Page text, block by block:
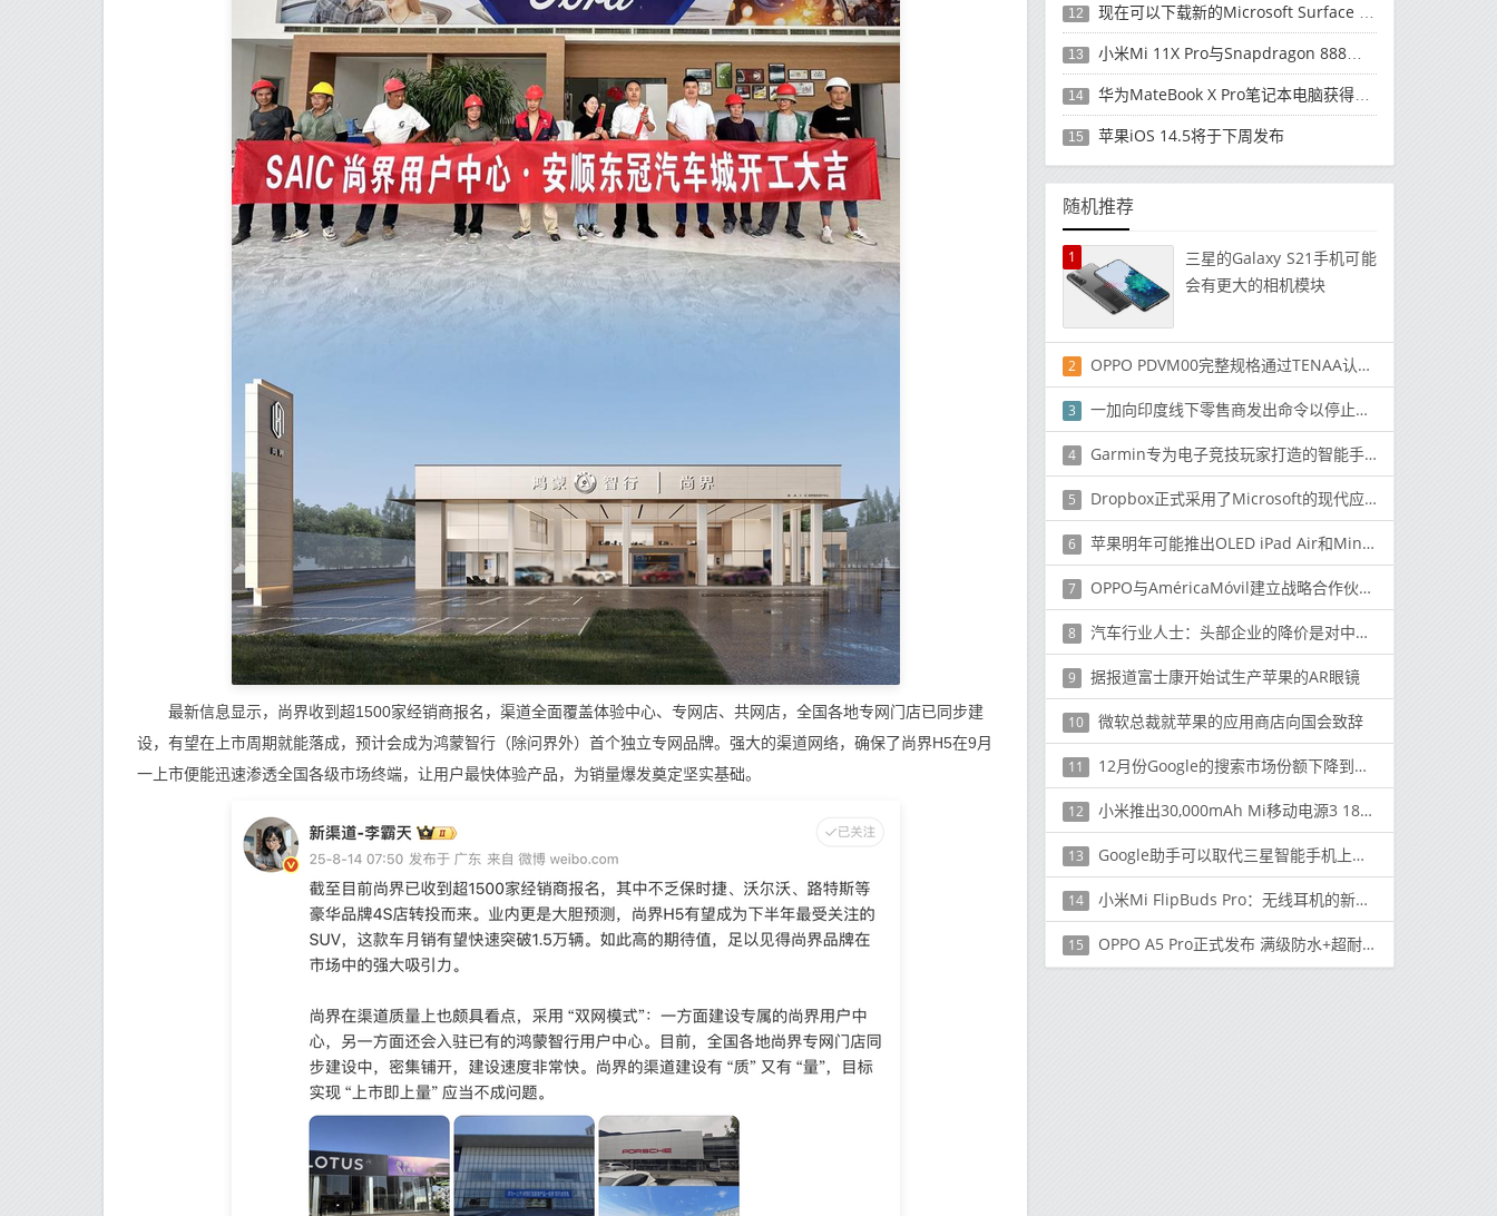
最新信息显示，尚界收到超1500家经销商报名，渠道全面覆盖体验中心、专网店、共网店，全国各地专网门店已同步建
设，有望在上市周期就能落成，预计会成为鸿蒙智行（除问界外）首个独立专网品牌。强大的渠道网络，确保了尚界H5在9月
一上市便能迅速渗透全国各级市场终端，让用户最快体验产品，为销量爆发奠定坚实基础。
12 现在可以下载新的Microsoft Surface Duo更新
13 小米Mi 11X Pro与Snapdragon 888处理器一起发布
14 华为MateBook X Pro笔记本电脑获得全新升级
15 苹果iOS 14.5将于下周发布
随机推荐
1
三星的Galaxy S21手机可能
会有更大的相机模块
2 OPPO PDVM00完整规格通过TENAA认证泄漏
3 一加向印度线下零售商发出命令以停止在线销售
4 Garmin专为电子竞技玩家打造的智能手表
5 Dropbox正式​​采用了Microsoft的现代应用程序的移动计算方法
6 苹果明年可能推出OLED iPad Air和Mini-LED MacBook Air
7 OPPO与AméricaMóvil建立战略合作伙伴关系以扩大在拉丁美洲的业务
8 汽车行业人士：头部企业的降价是对中小企业的“绞杀”
9 据报道富士康开始试生产苹果的AR眼镜
10 微软总裁就苹果的应用商店向国会致辞
11 12月份Google的搜索市场份额下降到了所有美国搜索推荐量的75.2%
12 小米推出30,000mAh Mi移动电源3 18W快速充电版
13 Google助手可以取代三星智能手机上的Bixby
14 小米Mi FlipBuds Pro：无线耳机的新细节
15 OPPO A5 Pro正式发布 满级防水+超耐摔 售1999元起